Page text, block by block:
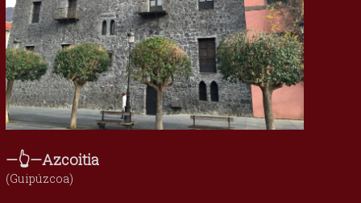
—👆—Azcoitia
(Guipúzcoa)